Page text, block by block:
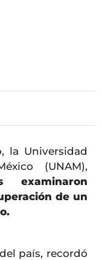
la Universidad
(UNAM),
examinaron
de un
país, recordó